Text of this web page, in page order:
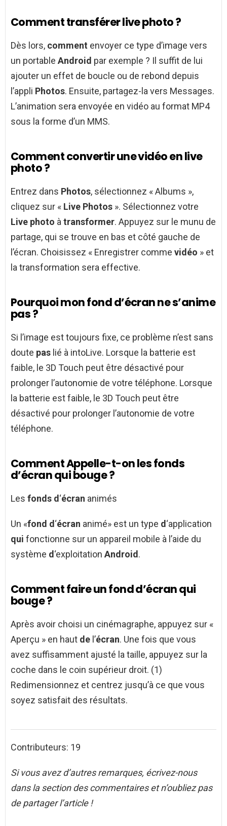
Comment transférer live photo ?
Dès lors, comment envoyer ce type d’image vers
un portable Android par exemple ? Il suffit de lui
ajouter un effet de boucle ou de rebond depuis
l’appli Photos. Ensuite, partagez-la vers Messages.
L’animation sera envoyée en vidéo au format MP4
sous la forme d’un MMS.
Comment convertir une vidéo en live
photo ?
Entrez dans Photos, sélectionnez « Albums »,
cliquez sur « Live Photos ». Sélectionnez votre
Live photo à transformer. Appuyez sur le munu de
partage, qui se trouve en bas et côté gauche de
l’écran. Choisissez « Enregistrer comme vidéo » et
la transformation sera effective.
Pourquoi mon fond d’écran ne s’anime
pas ?
Si l’image est toujours fixe, ce problème n’est sans
doute pas lié à intoLive. Lorsque la batterie est
faible, le 3D Touch peut être désactivé pour
prolonger l’autonomie de votre téléphone. Lorsque
la batterie est faible, le 3D Touch peut être
désactivé pour prolonger l’autonomie de votre
téléphone.
Comment Appelle-t-on les fonds
d’écran qui bouge ?
Les fonds d‘écran animés
Un «fond d‘écran animé» est un type d‘application
qui fonctionne sur un appareil mobile à l’aide du
système d‘exploitation Android.
Comment faire un fond d’écran qui
bouge ?
Après avoir choisi un cinémagraphe, appuyez sur «
Aperçu » en haut de l’écran. Une fois que vous
avez suffisamment ajusté la taille, appuyez sur la
coche dans le coin supérieur droit. (1)
Redimensionnez et centrez jusqu’à ce que vous
soyez satisfait des résultats.
Contributeurs: 19
Si vous avez d’autres remarques, écrivez-nous
dans la section des commentaires et n’oubliez pas
de partager l’article !